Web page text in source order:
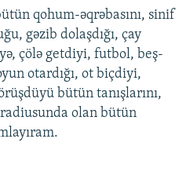
qohum-əqrəbasını, sinif
gəzib dolaşdığı, çay
çölə getdiyi, futbol, beş-
otardığı, ot biçdiyi,
bütün tanışlarını,
olan bütün